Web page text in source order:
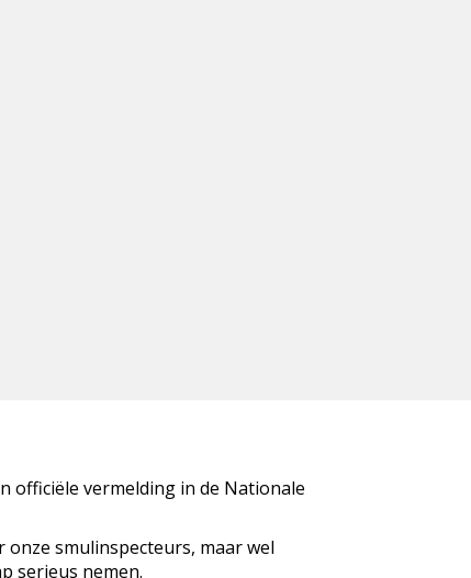
officiële vermelding in de Nationale
smulinspecteurs, maar wel
serieus nemen.